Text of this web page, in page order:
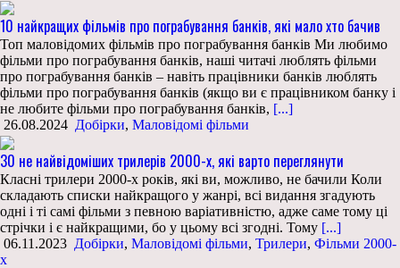
10 найкращих фільмів про пограбування банків, які мало хто бачив
Топ маловідомих фільмів про пограбування банків Ми любимо
фільми про пограбування банків, наші читачі люблять фільми
про пограбування банків – навіть працівники банків люблять
фільми про пограбування банків (якщо ви є працівником банку і
не любите фільми про пограбування банків, [...]
26.08.2024 Добірки, Маловідомі фільми
30 не найвідоміших трилерів 2000-х, які варто переглянути
Класні трилери 2000-х років, які ви, можливо, не бачили Коли
складають списки найкращого у жанрі, всі видання згадують
одні і ті самі фільми з певною варіативністю, адже саме тому ці
стрічки і є найкращими, бо у цьому всі згодні. Тому [...]
06.11.2023 Добірки, Маловідомі фільми, Трилери, Фільми 2000-
х